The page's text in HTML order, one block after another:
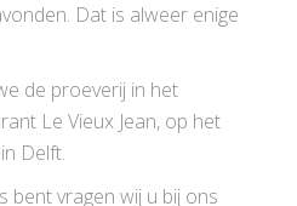
Dat is alweer enige
de proeverij in het
Le Vieux Jean, op het
Delft.
bent vragen wij u bij ons